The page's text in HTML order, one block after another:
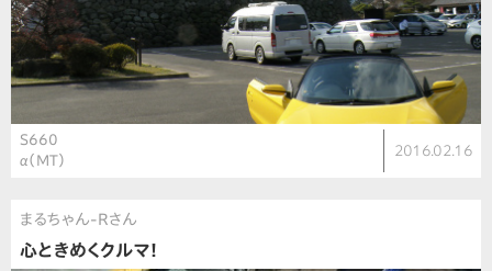
S660
α（MT）
2016.02.16
まるちゃん-Rさん
心ときめくクルマ！